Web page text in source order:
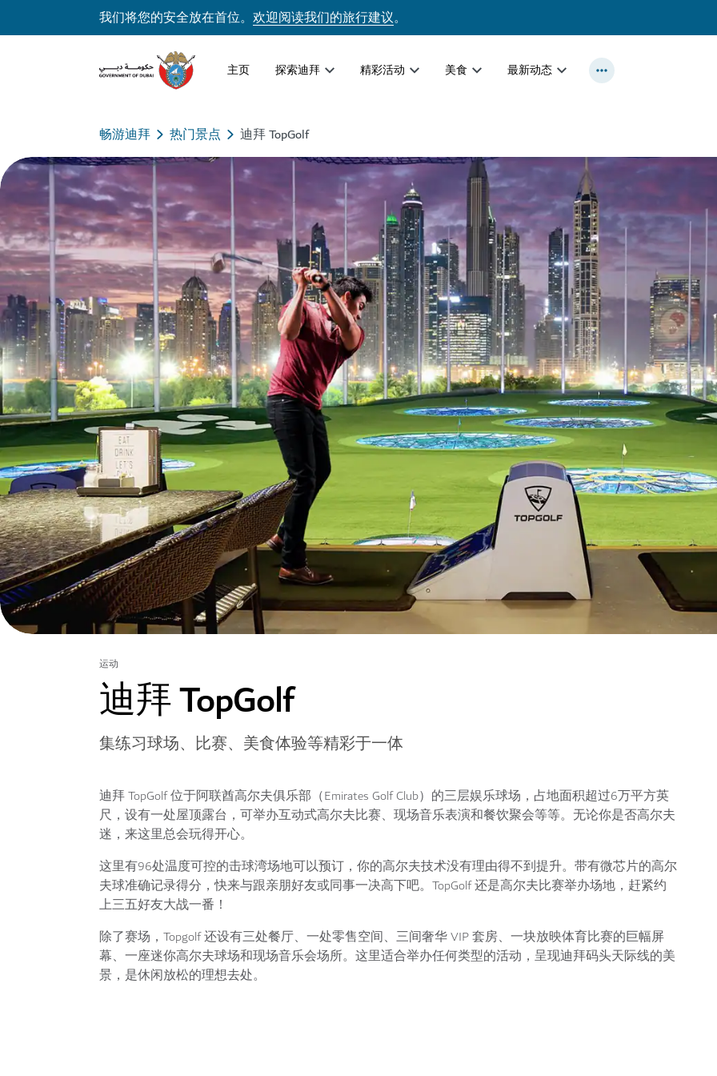
我们将您的安全放在首位。 欢迎阅读我们的旅行建议。
主页 探索迪拜 精彩活动 美食 最新动态
畅游迪拜 热门景点 迪拜 TopGolf
运动
迪拜 TopGolf
集练习球场、比赛、美食体验等精彩于一体
迪拜 TopGolf 位于阿联酋高尔夫俱乐部（Emirates Golf Club）的三层娱乐球场，占地面积超过6万平方英
尺，设有一处屋顶露台，可举办互动式高尔夫比赛、现场音乐表演和餐饮聚会等等。无论你是否高尔夫
迷，来这里总会玩得开心。
这里有96处温度可控的击球湾场地可以预订，你的高尔夫技术没有理由得不到提升。带有微芯片的高尔
夫球准确记录得分，快来与跟亲朋好友或同事一决高下吧。TopGolf 还是高尔夫比赛举办场地，赶紧约
上三五好友大战一番！
除了赛场，Topgolf 还设有三处餐厅、一处零售空间、三间奢华 VIP 套房、一块放映体育比赛的巨幅屏
幕、一座迷你高尔夫球场和现场音乐会场所。这里适合举办任何类型的活动，呈现迪拜码头天际线的美
景，是休闲放松的理想去处。